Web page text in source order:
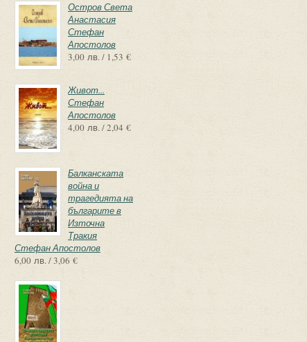
Остров Света
Анастасия
Стефан
Апостолов
3,00 лв. / 1,53 €
Живот...
Стефан
Апостолов
4,00 лв. / 2,04 €
Балканската
война и
трагедията на
българите в
Източна
Тракия
Стефан Апостолов
6,00 лв. / 3,06 €